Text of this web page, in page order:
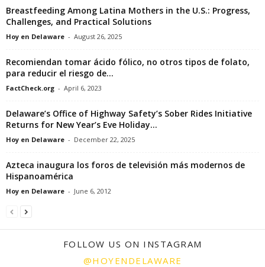
Breastfeeding Among Latina Mothers in the U.S.: Progress,
Challenges, and Practical Solutions
Hoy en Delaware - August 26, 2025
Recomiendan tomar ácido fólico, no otros tipos de folato,
para reducir el riesgo de...
FactCheck.org - April 6, 2023
Delaware’s Office of Highway Safety’s Sober Rides Initiative
Returns for New Year’s Eve Holiday...
Hoy en Delaware - December 22, 2025
Azteca inaugura los foros de televisión más modernos de
Hispanoamérica
Hoy en Delaware - June 6, 2012
FOLLOW US ON INSTAGRAM
@HOYENDELAWARE